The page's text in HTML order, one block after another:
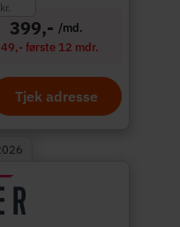
399,- /md.
første 12 mdr.
Tjek adresse